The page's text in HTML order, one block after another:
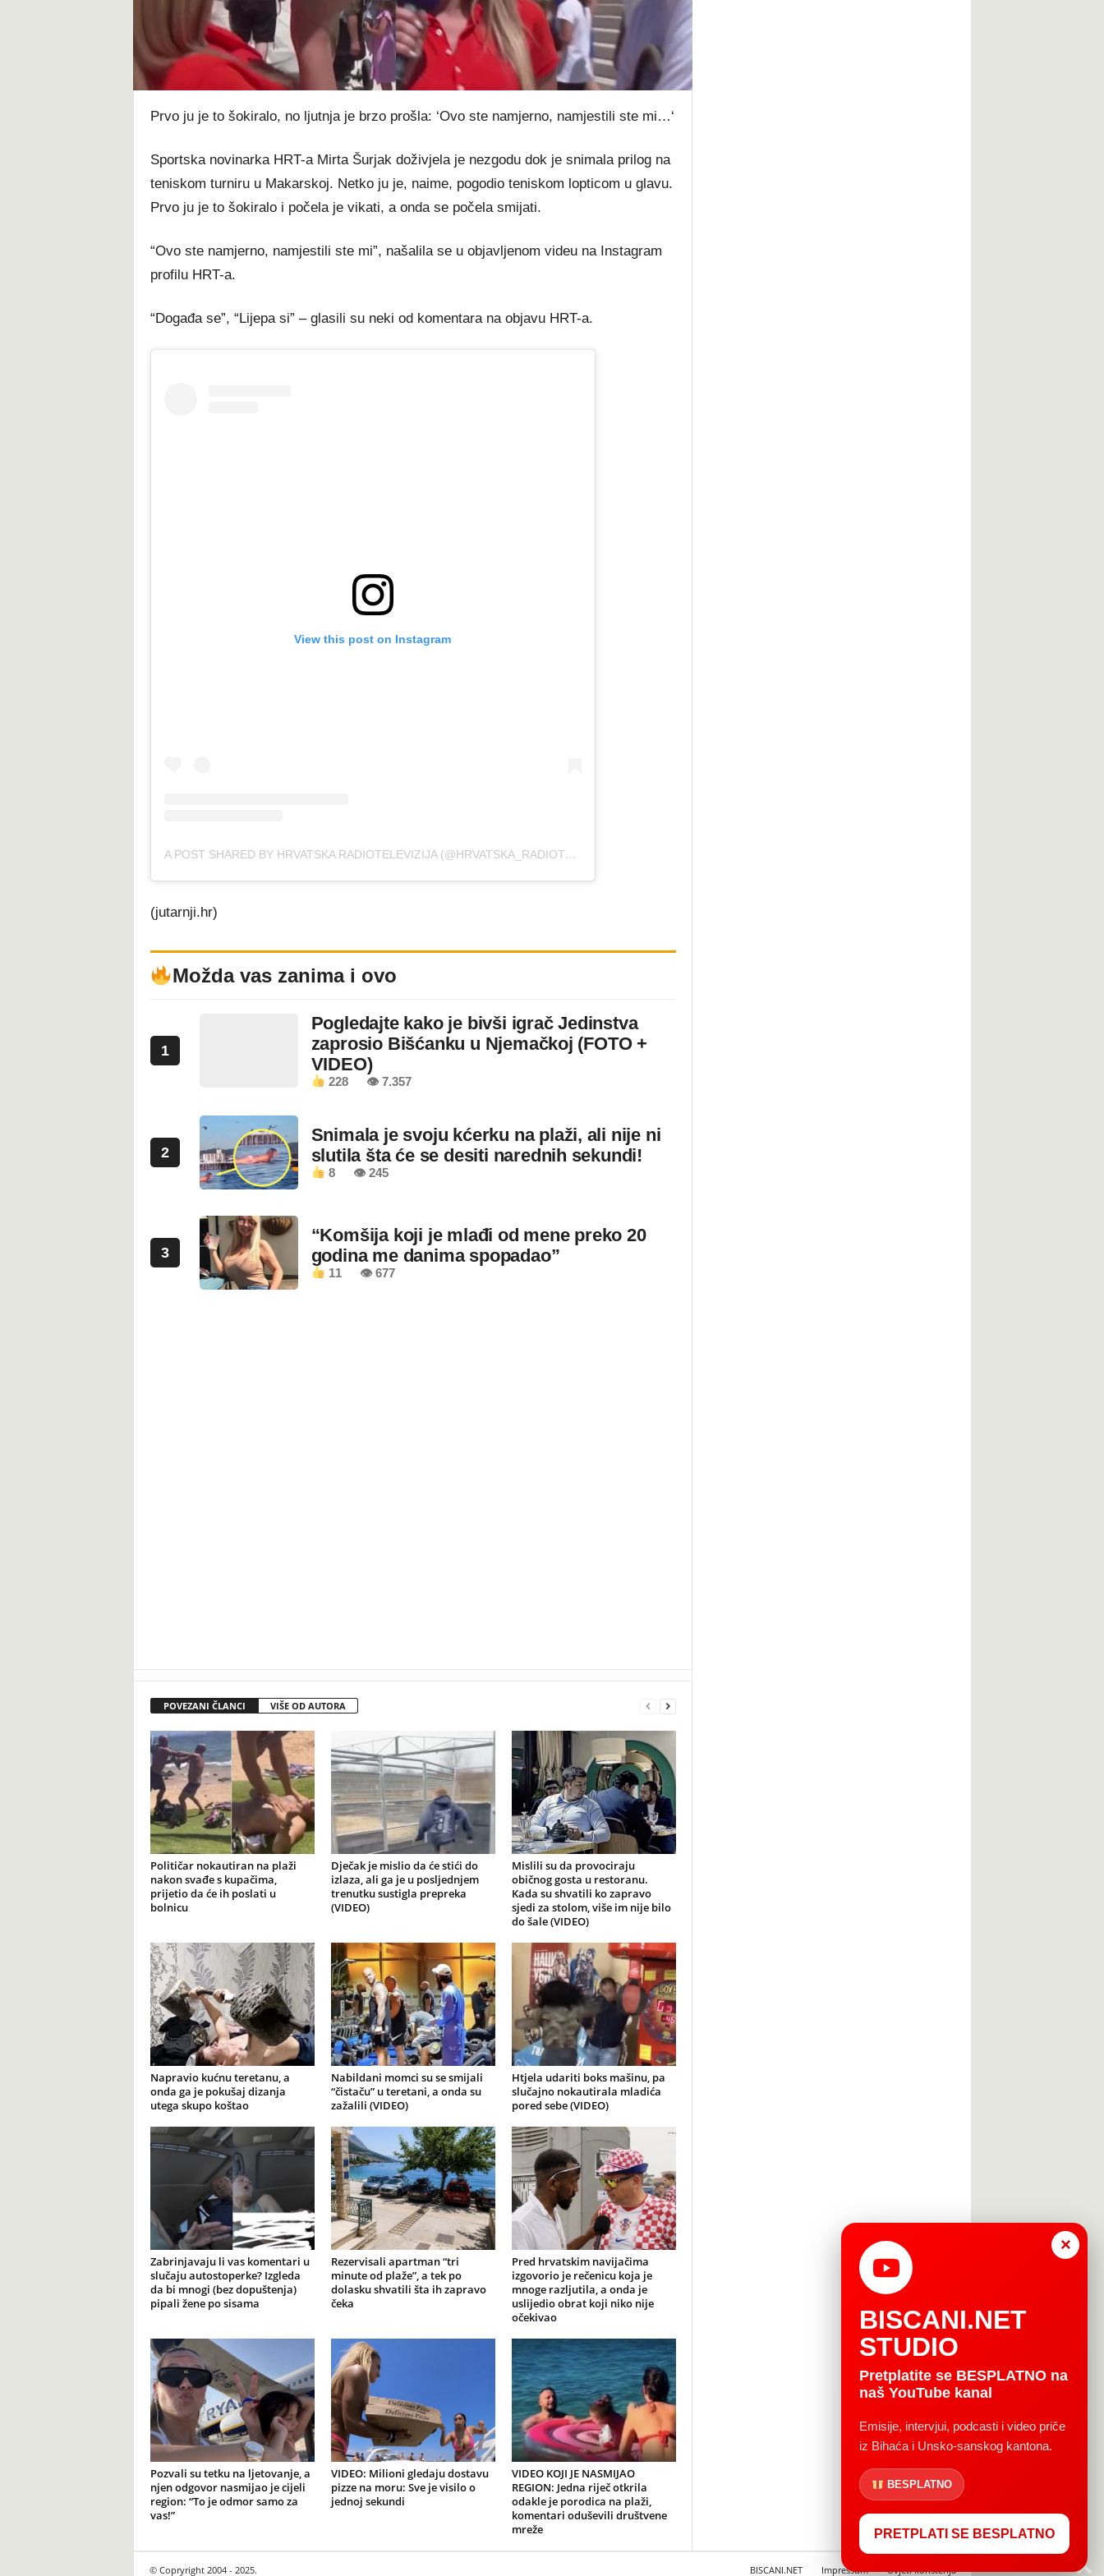
Prvo ju je to šokiralo, no ljutnja je brzo prošla: ‘Ovo ste namjerno, namjestili ste mi…‘
Sportska novinarka HRT-a Mirta Šurjak doživjela je nezgodu dok je snimala prilog na
teniskom turniru u Makarskoj. Netko ju je, naime, pogodio teniskom lopticom u glavu.
Prvo ju je to šokiralo i počela je vikati, a onda se počela smijati.
“Ovo ste namjerno, namjestili ste mi”, našalila se u objavljenom videu na Instagram
profilu HRT-a.
“Događa se”, “Lijepa si” – glasili su neki od komentara na objavu HRT-a.
View this post on Instagram
A POST SHARED BY HRVATSKA RADIOTELEVIZIJA (@HRVATSKA_RADIOTELEVIZIJA)
(jutarnji.hr)
Možda vas zanima i ovo
1
Pogledajte kako je bivši igrač Jedinstva
zaprosio Bišćanku u Njemačkoj (FOTO +
VIDEO)
228 👁 7.357
2
Snimala je svoju kćerku na plaži, ali nije ni
slutila šta će se desiti narednih sekundi!
8 👁 245
3
“Komšija koji je mlađi od mene preko 20
godina me danima spopadao”
11 👁 677
POVEZANI ČLANCI VIŠE OD AUTORA
Političar nokautiran na plaži
nakon svađe s kupačima,
prijetio da će ih poslati u
bolnicu
Dječak je mislio da će stići do
izlaza, ali ga je u posljednjem
trenutku sustigla prepreka
(VIDEO)
Mislili su da provociraju
običnog gosta u restoranu.
Kada su shvatili ko zapravo
sjedi za stolom, više im nije bilo
do šale (VIDEO)
Napravio kućnu teretanu, a
onda ga je pokušaj dizanja
utega skupo koštao
Nabildani momci su se smijali
“čistaču” u teretani, a onda su
zažalili (VIDEO)
Htjela udariti boks mašinu, pa
slučajno nokautirala mladića
pored sebe (VIDEO)
Zabrinjavaju li vas komentari u
slučaju autostoperke? Izgleda
da bi mnogi (bez dopuštenja)
pipali žene po sisama
Rezervisali apartman “tri
minute od plaže”, a tek po
dolasku shvatili šta ih zapravo
čeka
Pred hrvatskim navijačima
izgovorio je rečenicu koja je
mnoge razljutila, a onda je
uslijedio obrat koji niko nije
očekivao
Pozvali su tetku na ljetovanje, a
njen odgovor nasmijao je cijeli
region: “To je odmor samo za
vas!”
VIDEO: Milioni gledaju dostavu
pizze na moru: Sve je visilo o
jednoj sekundi
VIDEO KOJI JE NASMIJAO
REGION: Jedna riječ otkrila
odakle je porodica na plaži,
komentari oduševili društvene
mreže
BISCANI.NET Impressum Uvjeti korištenja
© Copryright 2004 - 2025.
×
BISCANI.NET
STUDIO
Pretplatite se BESPLATNO na
naš YouTube kanal
Emisije, intervjui, podcasti i video priče
iz Bihaća i Unsko-sanskog kantona.
BESPLATNO
PRETPLATI SE BESPLATNO